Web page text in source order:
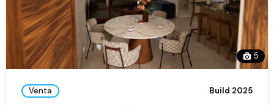
5
Venta Build 2025